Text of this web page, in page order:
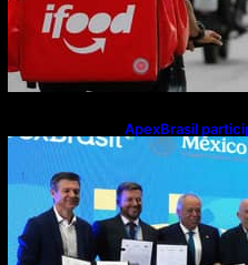
ApexBrasil
de R$ 2,63